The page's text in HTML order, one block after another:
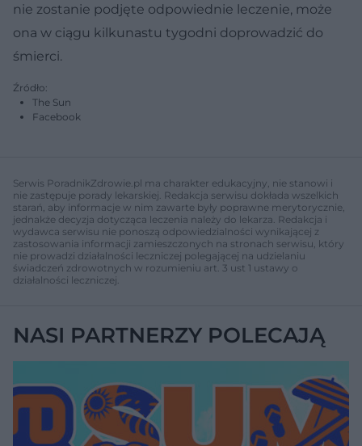
nie zostanie podjęte odpowiednie leczenie, może
ona w ciągu kilkunastu tygodni doprowadzić do
śmierci.
Źródło:
The Sun
Facebook
Serwis PoradnikZdrowie.pl ma charakter edukacyjny, nie stanowi i
nie zastępuje porady lekarskiej. Redakcja serwisu dokłada wszelkich
starań, aby informacje w nim zawarte były poprawne merytorycznie,
jednakże decyzja dotycząca leczenia należy do lekarza. Redakcja i
wydawca serwisu nie ponoszą odpowiedzialności wynikającej z
zastosowania informacji zamieszczonych na stronach serwisu, który
nie prowadzi działalności leczniczej polegającej na udzielaniu
świadczeń zdrowotnych w rozumieniu art. 3 ust 1 ustawy o
działalności leczniczej.
NASI PARTNERZY POLECAJĄ